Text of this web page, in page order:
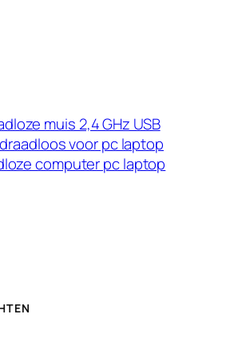
muis 2,4 GHz USB
voor pc laptop
computer pc laptop